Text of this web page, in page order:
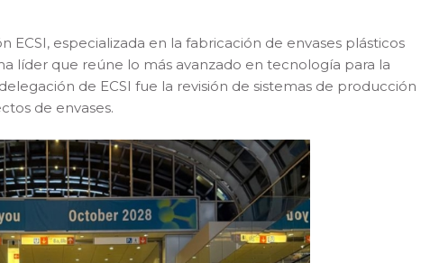
ECSI, especializada en la fabricación de envases plásticos
líder que reúne lo más avanzado en tecnología para la
de ECSI fue la revisión de sistemas de producción
de envases.